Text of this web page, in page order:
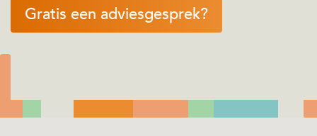
Gratis een adviesgesprek?